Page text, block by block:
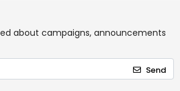
about campaigns, announcements
Send